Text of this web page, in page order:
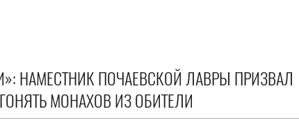
НАМЕСТНИК ПОЧАЕВСКОЙ ЛАВРЫ ПРИЗВАЛ
МОНАХОВ ИЗ ОБИТЕЛИ